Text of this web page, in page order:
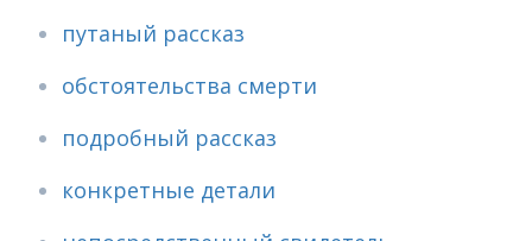
путаный рассказ
обстоятельства смерти
подробный рассказ
конкретные детали